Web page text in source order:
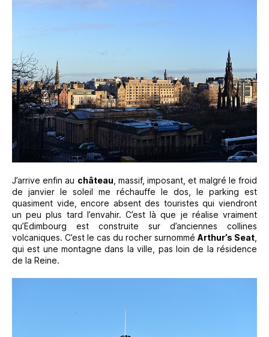
J’arrive enfin au château , massif, imposant, et malgré le froid
de janvier le soleil me réchauffe le dos, le parking est
quasiment vide, encore absent des touristes qui viendront
un peu plus tard l’envahir. C’est là que je réalise vraiment
qu’Edimbourg est construite sur d’anciennes collines
volcaniques. C’est le cas du rocher surnommé Arthur’s Seat
qui est une montagne dans la ville, pas loin de la résidence
de la Reine.